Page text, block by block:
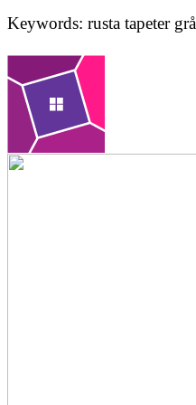
Keywords: rusta tapeter